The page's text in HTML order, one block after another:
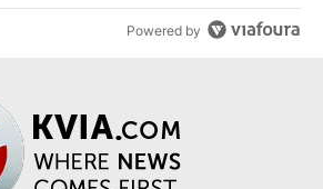
Powered by